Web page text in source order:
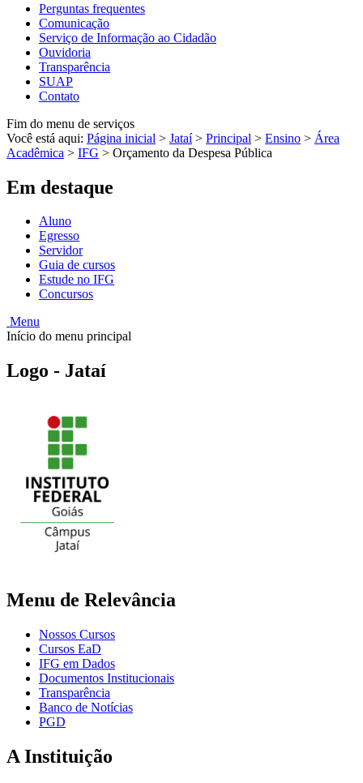
Perguntas frequentes
Comunicação
Serviço de Informação ao Cidadão
Ouvidoria
Transparência
SUAP
Contato
Fim do menu de serviços
Você está aqui: Página inicial > Jataí > Principal > Ensino > Área
Acadêmica > IFG > Orçamento da Despesa Pública
Em destaque
Aluno
Egresso
Servidor
Guia de cursos
Estude no IFG
Concursos
Menu
Início do menu principal
Logo - Jataí
Menu de Relevância
Nossos Cursos
Cursos EaD
IFG em Dados
Documentos Institucionais
Transparência
Banco de Notícias
PGD
A Instituição